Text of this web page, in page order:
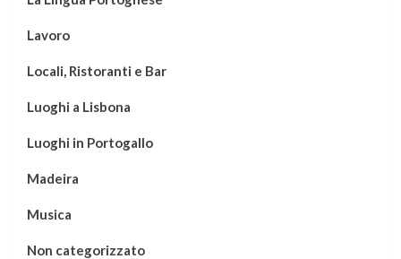
Lavoro
Locali, Ristoranti e Bar
Luoghi a Lisbona
Luoghi in Portogallo
Madeira
Musica
Non categorizzato